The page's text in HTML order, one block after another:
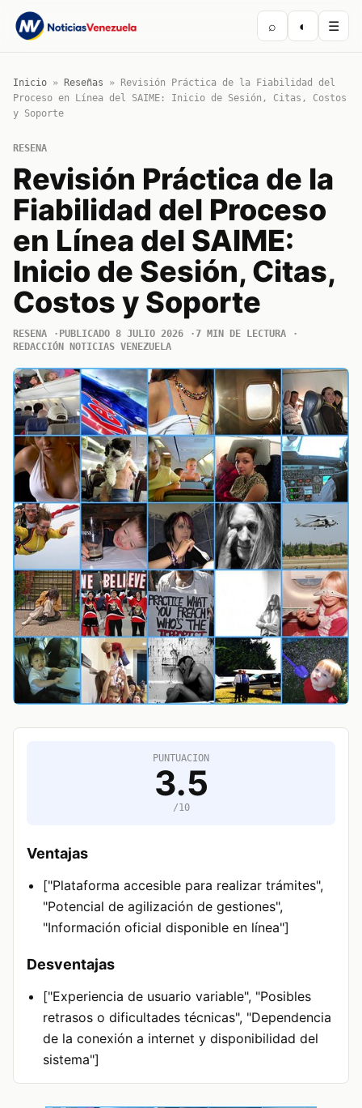
⌕ ◐ ☰
Inicio » Reseñas »
Revisión Práctica de la Fiabilidad del
Proceso en Línea del SAIME: Inicio de Sesión, Citas, Costos
y Soporte
RESENA
Revisión Práctica de la
Fiabilidad del Proceso
en Línea del SAIME:
Inicio de Sesión, Citas,
Costos y Soporte
RESENA PUBLICADO 8 JULIO 2026
7 MIN DE LECTURA
REDACCIÓN NOTICIAS VENEZUELA
PUNTUACION
3.5
/10
Ventajas
["Plataforma accesible para realizar trámites",
"Potencial de agilización de gestiones",
"Información oficial disponible en línea"]
Desventajas
["Experiencia de usuario variable", "Posibles
retrasos o dificultades técnicas", "Dependencia
de la conexión a internet y disponibilidad del
sistema"]